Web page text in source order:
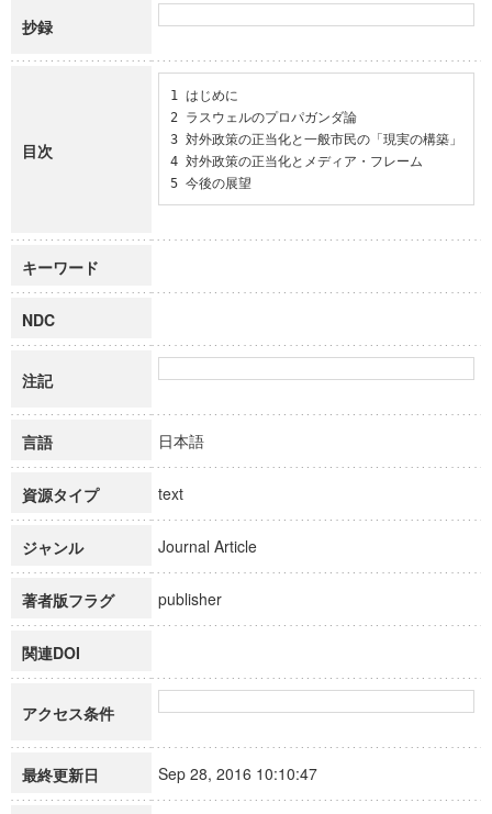
抄録
目次
1 はじめに
2 ラスウェルのプロパガンダ論
3 対外政策の正当化と一般市民の「現実の構築」
4 対外政策の正当化とメディア・フレーム
5 今後の展望
キーワード
NDC
注記
言語 日本語
資源タイプ text
ジャンル Journal Article
著者版フラグ publisher
関連DOI
アクセス条件
最終更新日 Sep 28, 2016 10:10:47